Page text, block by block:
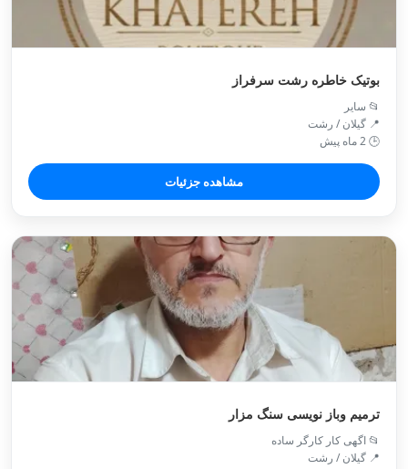
بوتیک خاطره رشت سرفراز
📂 سایر
📍 گیلان / رشت
🕒 2 ماه پیش
مشاهده جزئیات
ترمیم وباز نویسی سنگ مزار
📂 اگهی کار کارگر ساده
📍 گیلان / رشت